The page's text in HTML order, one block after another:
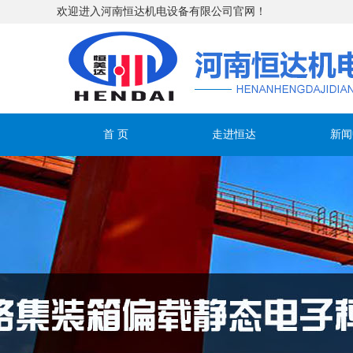
欢迎进入河南恒达机电设备有限公司官网！
首 页 走进恒达 新